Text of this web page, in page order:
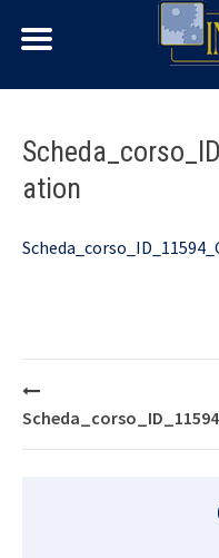
Skip
content
ation
Post
navigation